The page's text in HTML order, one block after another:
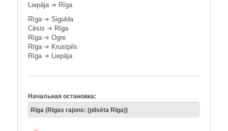
Liepāja➔ Rīga
Rīga➔ Sigulda
Cēsis ➔ Rīga
Rīga➔ Ogre
Rīga➔ Krustpils
Rīga➔ Liepāja
Начальная остановка: